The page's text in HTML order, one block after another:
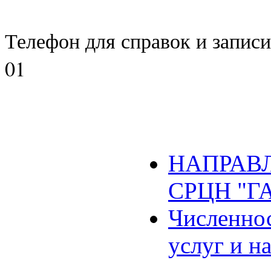
Телефон для справок и
01
СРЦН
услуг и